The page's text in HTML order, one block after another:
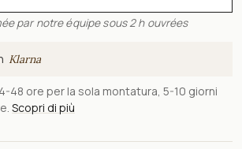
par notre équipe sous 2 h ouvrées
Klarna
48 ore per la sola montatura, 5-10 giorni
Scopri di più